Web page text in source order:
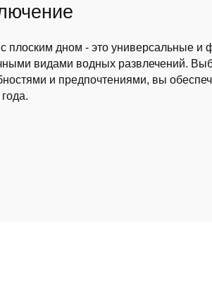
плоским дном - это универсальные и
видами водных развлечений.
и предпочтениями, вы